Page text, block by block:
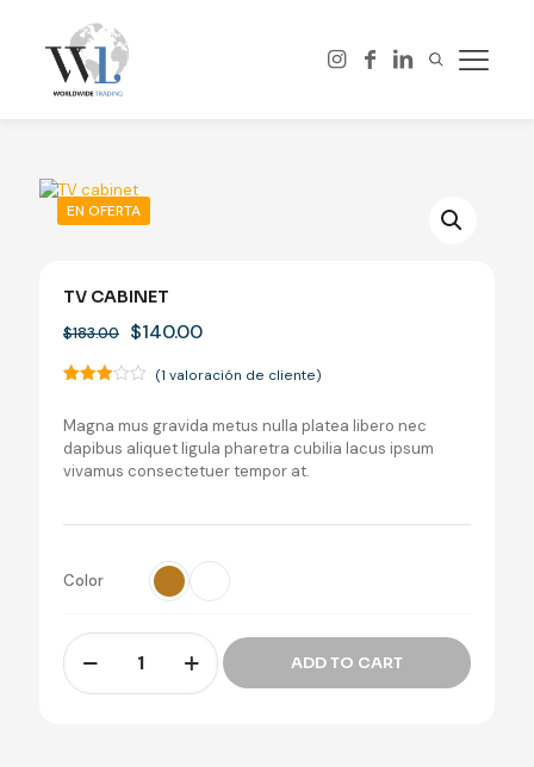
EN OFERTA
TV CABINET
$183.00 El
original
$183.00.
$140.00El
actual
$140.00.
3.00
de 5
en
base
(1 valoración de cliente)
Magna mus gravida metus nulla platea libero nec
dapibus aliquet ligula pharetra cubilia lacus ipsum
vivamus consectetuer tempor at.
Color
TV
cabinet
cantidad
ADD TO CART